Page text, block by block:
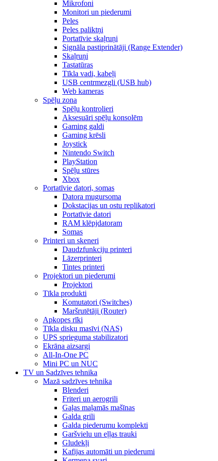
Mikrofoni
Monitori un piederumi
Peles
Peles paliktņi
Portatīvie skaļruņi
Signāla pastiprinātāji (Range Extender)
Skaļruņi
Tastatūras
Tīkla vadi, kabeļi
USB centrmezgli (USB hub)
Web kameras
Spēļu zona
Spēļu kontrolieri
Aksesuāri spēļu konsolēm
Gaming galdi
Gaming krēsli
Joystick
Nintendo Switch
PlayStation
Spēļu stūres
Xbox
Portatīvie datori, somas
Datora mugursoma
Dokstacijas un ostu replikatori
Portatīvie datori
RAM klēpjdatoram
Somas
Printeri un skeneri
Daudzfunkciju printeri
Lāzerprinteri
Tintes printeri
Projektori un piederumi
Projektori
Tīkla produkti
Komutatori (Switches)
Maršrutētāji (Router)
Apkopes rīki
Tīkla disku masīvi (NAS)
UPS sprieguma stabilizatori
Ekrāna aizsargi
All-In-One PC
Mini PC un NUC
TV un Sadzīves tehnika
Mazā sadzīves tehnika
Blenderi
Friteri un aerogrili
Gaļas maļamās mašīnas
Galda grili
Galda piederumu komplekti
Garšvielu un eļļas trauki
Gludekļi
Kafijas automāti un piederumi